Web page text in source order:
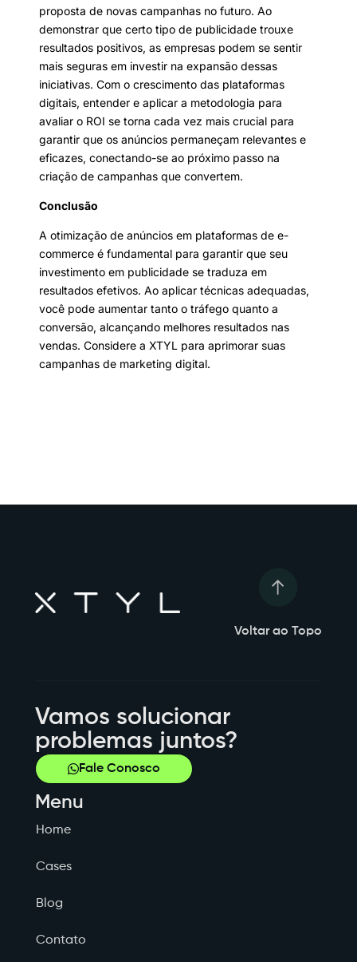
proposta de novas campanhas no futuro. Ao
demonstrar que certo tipo de publicidade trouxe
resultados positivos, as empresas podem se sentir
mais seguras em investir na expansão dessas
iniciativas. Com o crescimento das plataformas
digitais, entender e aplicar a metodologia para
avaliar o ROI se torna cada vez mais crucial para
garantir que os anúncios permaneçam relevantes e
eficazes, conectando-se ao próximo passo na
criação de campanhas que convertem.
Conclusão
A otimização de anúncios em plataformas de e-
commerce é fundamental para garantir que seu
investimento em publicidade se traduza em
resultados efetivos. Ao aplicar técnicas adequadas,
você pode aumentar tanto o tráfego quanto a
conversão, alcançando melhores resultados nas
vendas. Considere a XTYL para aprimorar suas
campanhas de marketing digital.
Voltar ao Topo
Vamos solucionar
problemas juntos?
Fale Conosco
Menu
Home
Cases
Blog
Contato